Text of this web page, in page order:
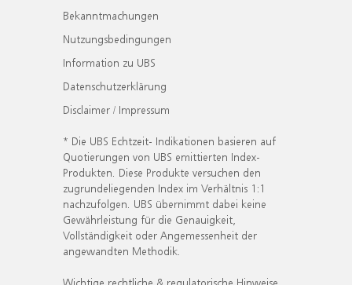
Bekanntmachungen
Nutzungsbedingungen
Information zu UBS
Datenschutzerklärung
Disclaimer / Impressum
* Die UBS Echtzeit- Indikationen basieren auf
Quotierungen von UBS emittierten Index-
Produkten. Diese Produkte versuchen den
zugrundeliegenden Index im Verhältnis 1:1
nachzufolgen. UBS übernimmt dabei keine
Gewährleistung für die Genauigkeit,
Vollständigkeit oder Angemessenheit der
angewandten Methodik.